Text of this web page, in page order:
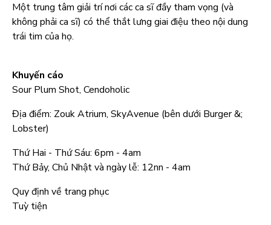
Một trung tâm giải trí nơi các ca sĩ đầy tham vọng (và
không phải ca sĩ) có thể thắt lưng giai điệu theo nội dung
trái tim của họ.
Khuyến cáo
Sour Plum Shot, Cendoholic
Địa điểm: Zouk Atrium, SkyAvenue (bên dưới Burger &;
Lobster)
Thứ Hai - Thứ Sáu: 6pm - 4am
Thứ Bảy, Chủ Nhật và ngày lễ: 12nn - 4am
Quy định về trang phục
Tuỳ tiện